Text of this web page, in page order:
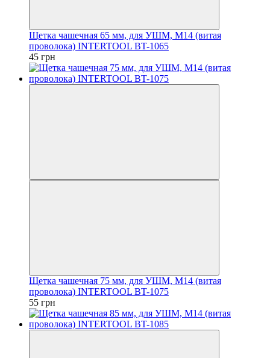
Щетка чашечная 65 мм, для УШМ, М14 (витая
проволока) INTERTOOL BT-1065
45 грн
Щетка чашечная 75 мм, для УШМ, М14 (витая
проволока) INTERTOOL BT-1075
55 грн